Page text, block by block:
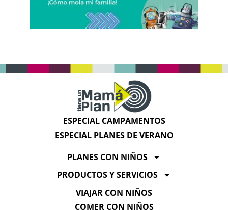
ESPECIAL CAMPAMENTOS
ESPECIAL PLANES DE VERANO
PLANES CON NIÑOS
PRODUCTOS Y SERVICIOS
VIAJAR CON NIÑOS
COMER CON NIÑOS